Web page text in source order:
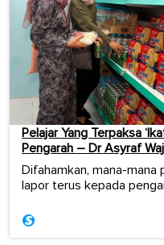
Pelajar Yang Terpaksa
Pengarah – Dr Asyraf
Difahamkan, mana-mana
lapor terus kepada